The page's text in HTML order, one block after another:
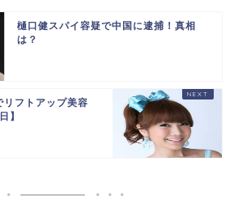
樋口健スパイ容疑で中国に逮捕！真相
は？
フトアップ美容
】